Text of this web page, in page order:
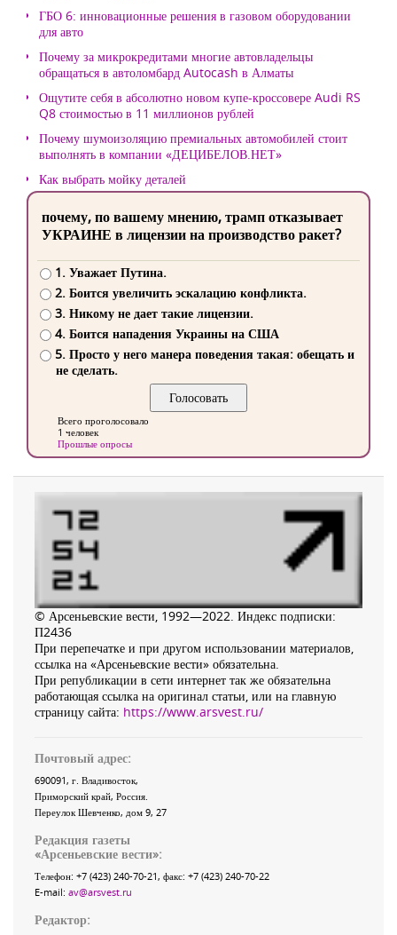
ГБО 6: инновационные решения в газовом оборудовании
для авто
Почему за микрокредитами многие автовладельцы
обращаться в автоломбард Autocash в Алматы
Ощутите себя в абсолютно новом купе-кроссовере Audi RS
Q8 стоимостью в 11 миллионов рублей
Почему шумоизоляцию премиальных автомобилей стоит
выполнять в компании «ДЕЦИБЕЛОВ.НЕТ»
Как выбрать мойку деталей
почему, по вашему мнению, трамп отказывает
УКРАИНЕ в лицензии на производство ракет?
1. Уважает Путина.
2. Боится увеличить эскалацию конфликта.
3. Никому не дает такие лицензии.
4. Боится нападения Украины на США
5. Просто у него манера поведения такая: обещать и
не сделать.
Всего проголосовало
1 человек
Прошлые опросы
© Арсеньевские вести, 1992—2022. Индекс подписки:
П2436
При перепечатке и при другом использовании материалов,
ссылка на «Арсеньевские вести» обязательна.
При републикации в сети интернет так же обязательна
работающая ссылка на оригинал статьи, или на главную
страницу сайта: https://www.arsvest.ru/
Почтовый адрес:
690091, г. Владивосток,
Приморский край, Россия
Переулок Шевченко, дом 9, 27
Редакция газеты
«Арсеньевские вести»:
Телефон: +7 (423) 240-70-21, факс: +7 (423) 240-70-22
E-mail: av@arsvest.ru
Редактор: